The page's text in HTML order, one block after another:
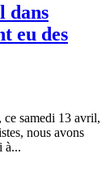
dans
eu des
ce samedi 13 avril,
nous avons
à...